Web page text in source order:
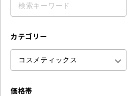
カテゴリー
価格帯